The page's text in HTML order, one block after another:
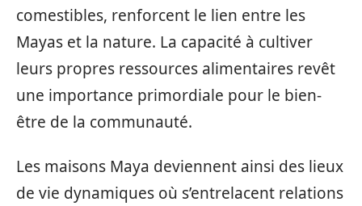
comestibles, renforcent le lien entre les
Mayas et la nature. La capacité à cultiver
leurs propres ressources alimentaires revêt
une importance primordiale pour le bien-
être de la communauté.
Les maisons Maya deviennent ainsi des lieux
de vie dynamiques où s’entrelacent relations